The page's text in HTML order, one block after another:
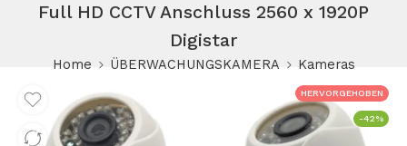
Full HD CCTV Anschluss 2560 x 1920P
Digistar
Home ÜBERWACHUNGSKAMERA Kameras
HERVORGEHOBEN
-42%